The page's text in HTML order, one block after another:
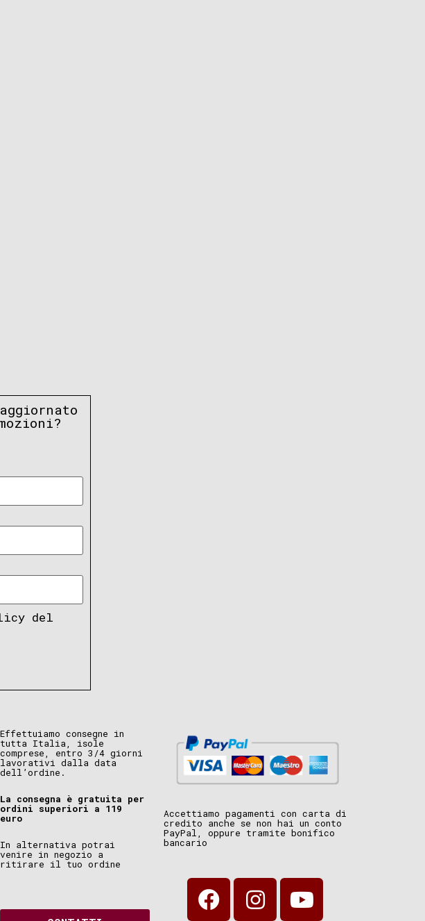
del
Effettuiamo consegne in
tutta Italia, isole
comprese, entro 3/4 giorni
lavorativi dalla data
dell’ordine.
La consegna è gratuita per
ordini superiori a 119
euro
In alternativa potrai
venire in negozio a
ritirare il tuo ordine
Accettiamo pagamenti con carta di
credito anche se non hai un conto
PayPal, oppure tramite bonifico
bancario